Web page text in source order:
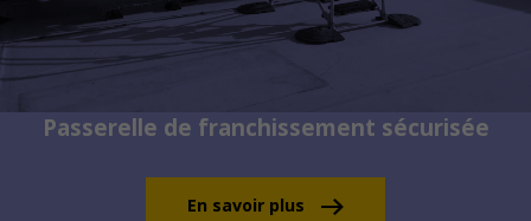
Passerelle de franchissement sécurisée
En savoir plus